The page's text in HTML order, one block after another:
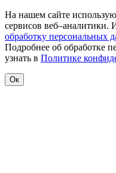
На нашем сайте
сервисов веб–аналитики.
обработку персональных
Подробнее об обработке
узнать в Политике
Ок